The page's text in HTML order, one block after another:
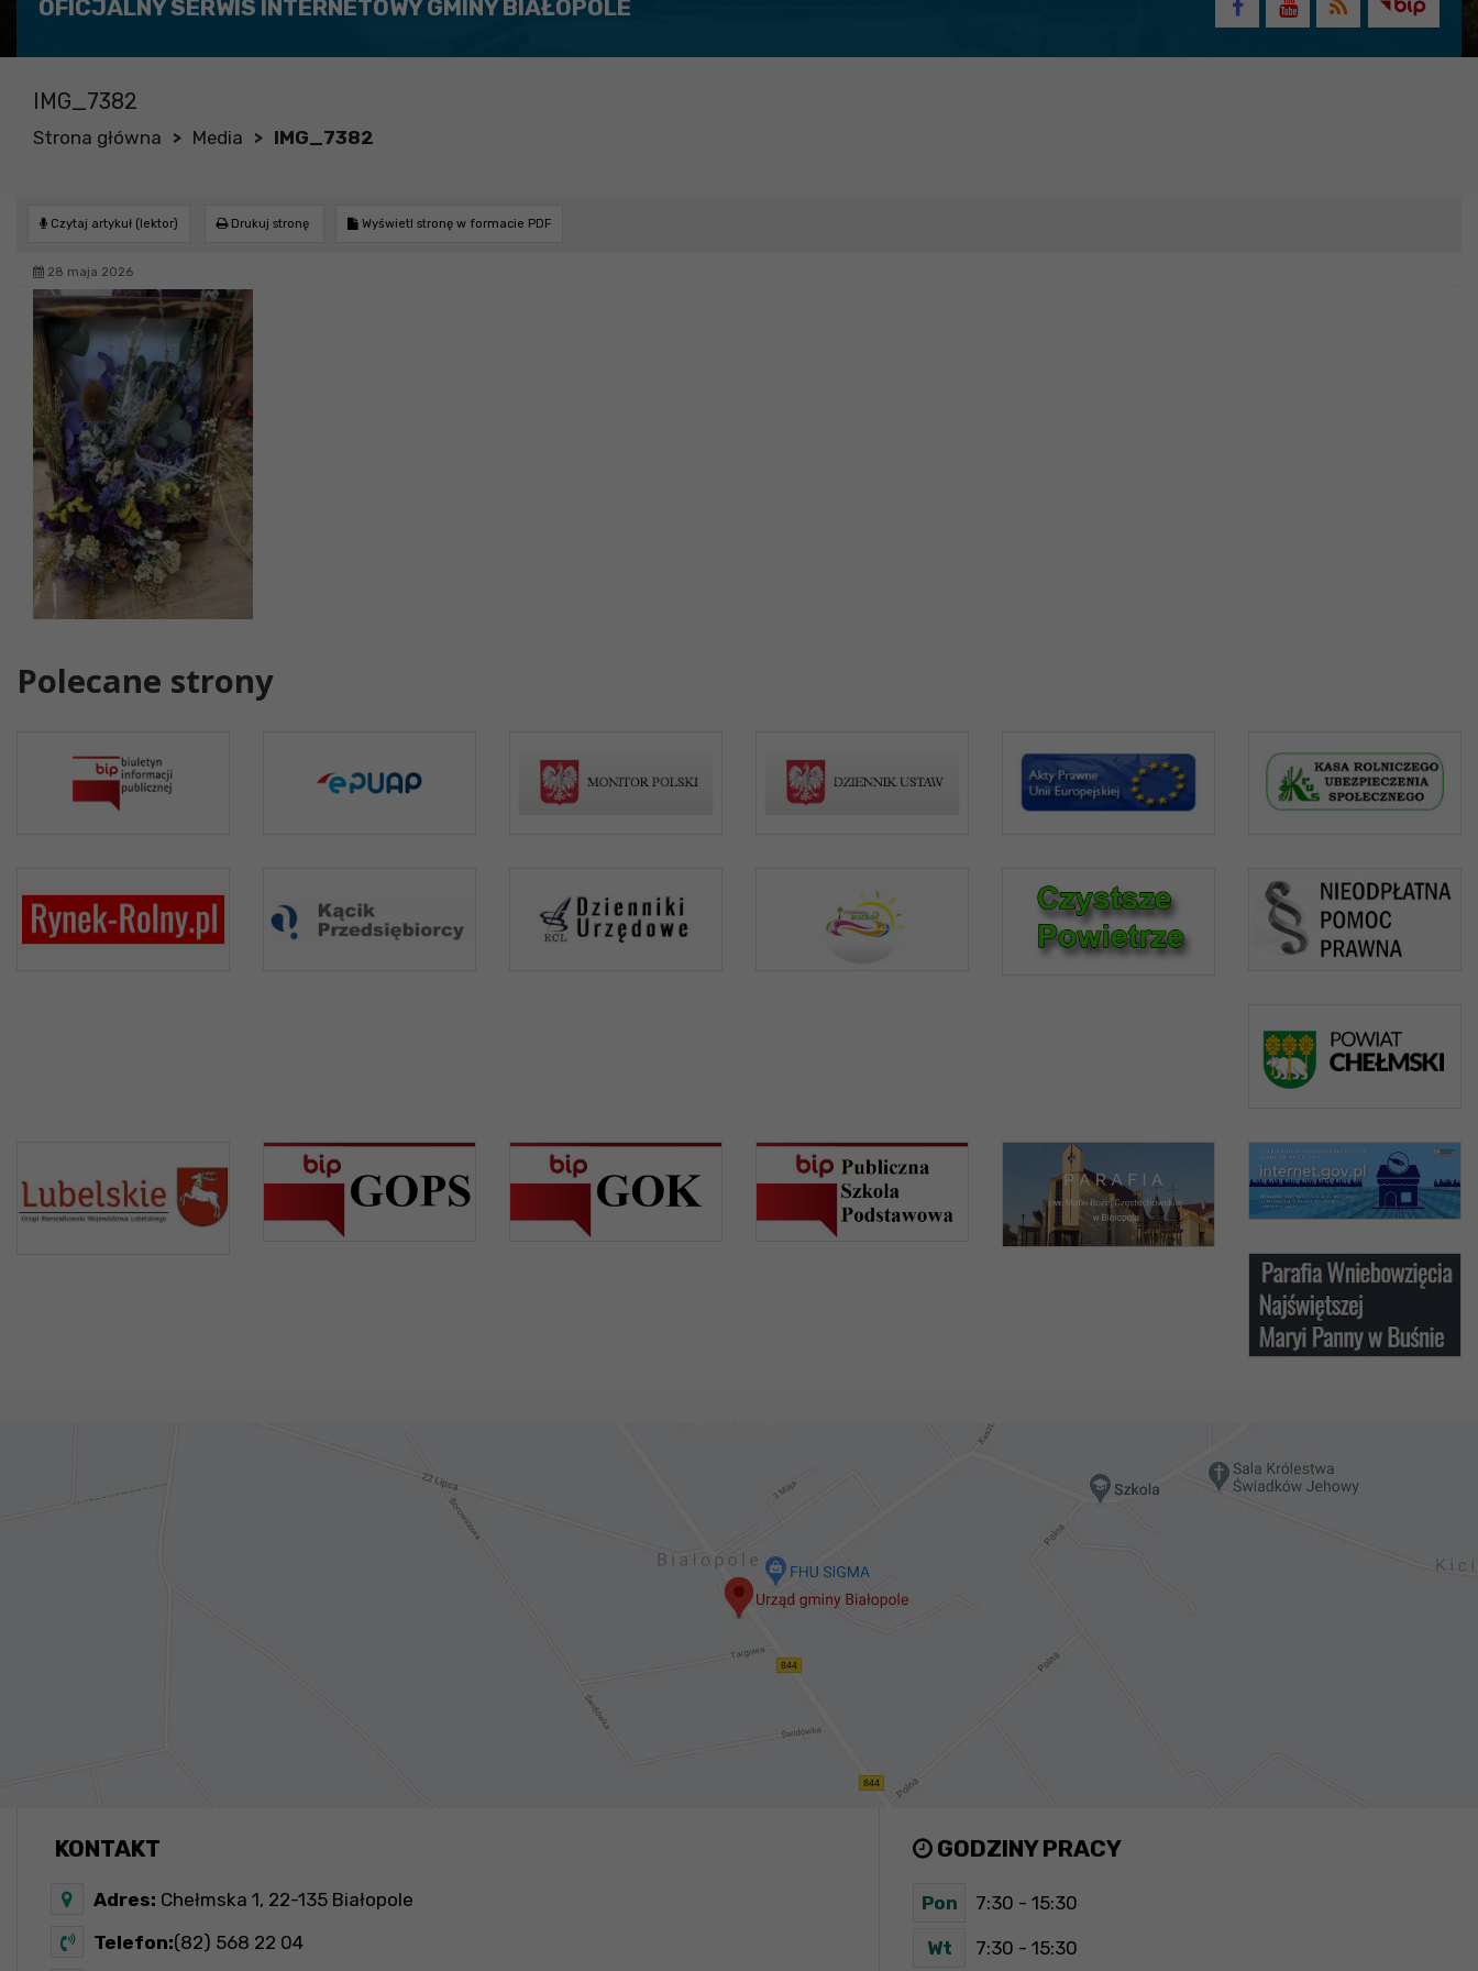
OFICJALNY SERWIS INTERNETOWY GMINY BIAŁOPOLE
IMG_7382
Strona główna > Media > IMG_7382
Czytaj artykuł (lektor) Drukuj stronę Wyświetl stronę w formacie PDF
28 maja 2026
Polecane strony
KONTAKT
Adres: Chełmska 1, 22-135 Białopole
Telefon:(82) 568 22 04
GODZINY PRACY
Pon 7:30 - 15:30
Wt 7:30 - 15:30